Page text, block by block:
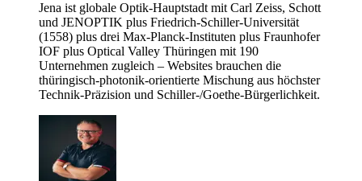
Jena ist globale Optik-Hauptstadt mit Carl Zeiss, Schott
und JENOPTIK plus Friedrich-Schiller-Universität
(1558) plus drei Max-Planck-Instituten plus Fraunhofer
IOF plus Optical Valley Thüringen mit 190
Unternehmen zugleich – Websites brauchen die
thüringisch-photonik-orientierte Mischung aus höchster
Technik-Präzision und Schiller-/Goethe-Bürgerlichkeit.